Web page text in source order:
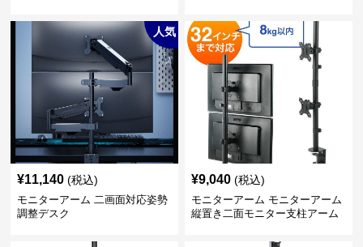
人気
¥11,140 (税込)
モニターアーム 二画面対応姿勢
調整デスク
¥9,040 (税込)
モニターアーム モニターアーム
縦置き二面モニター支柱アーム